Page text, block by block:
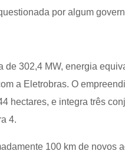
por algum
302,4 MW, energia
a Eletrobras. O
hectares, e integra três
4.
100 km de novos